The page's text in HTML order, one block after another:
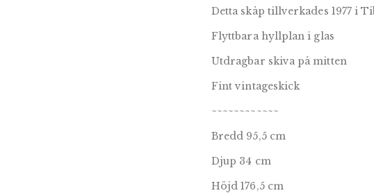
Detta skåp tillverkades 1977 i
Flyttbara hyllplan i glas
Utdragbar skiva på mitten
Fint vintageskick
~~~~~~~~~~~~
Bredd 95,5 cm
Djup 34 cm
Höjd 176,5 cm